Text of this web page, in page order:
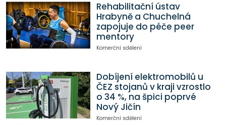
Rehabilitační ústav
Hrabyně a Chuchelná
zapojuje do péče peer
mentory
Komerční sdělení
Dobíjení elektromobilů u
ČEZ stojanů v kraji vzrostlo
o 34 %, na špici poprvé
Nový Jičín
Komerční sdělení